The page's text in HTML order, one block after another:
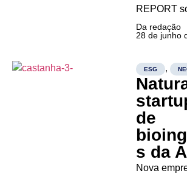
REPORT
ambientais,
parceria de
Novo
A
durante a
de
de...
Da redação
28 de junho
ESG ,
de
s da
Nova